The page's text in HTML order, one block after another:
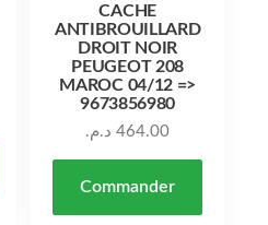
CACHE
ANTIBROUILLARD
DROIT NOIR
PEUGEOT 208
MAROC 04/12 =>
9673856980
464.00 د.م.
Commander